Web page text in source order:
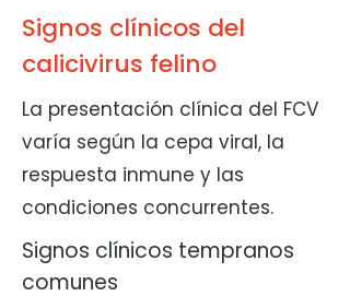
Signos clínicos del
calicivirus felino
La presentación clínica del FCV
varía según la cepa viral, la
respuesta inmune y las
condiciones concurrentes.
Signos clínicos tempranos
comunes